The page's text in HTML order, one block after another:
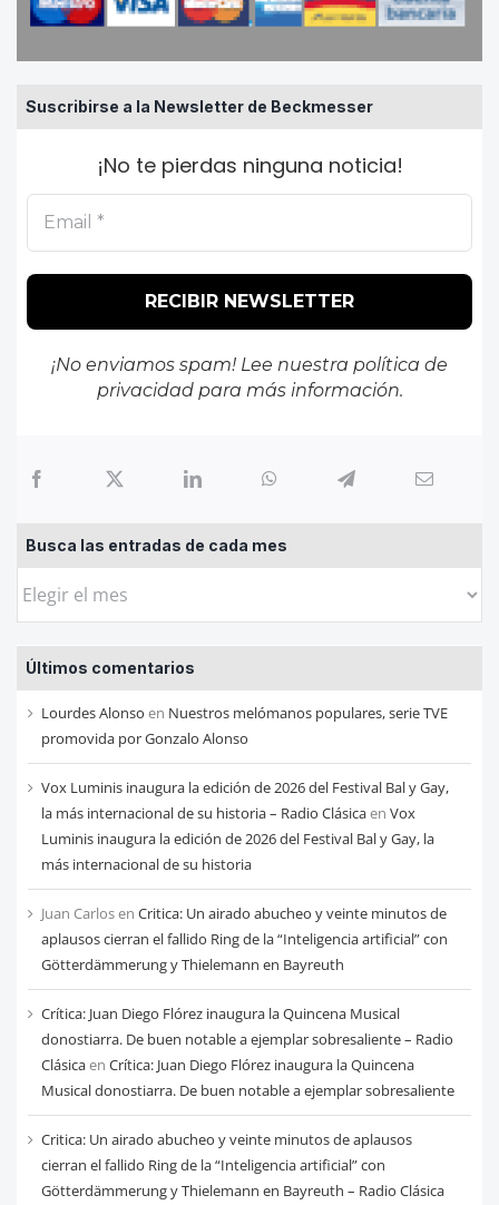
Suscribirse a la Newsletter de Beckmesser
¡No te pierdas ninguna noticia!
¡No enviamos spam! Lee nuestra política de
privacidadpara más información.
Busca las entradas de cada mes
Busca
entradas
de
cada
mes
Últimos comentarios
Lourdes Alonso en Nuestros melómanos populares, serie TVE
promovida por Gonzalo Alonso
Vox Luminis inaugura la edición de 2026 del Festival Bal y Gay,
la más internacional de su historia – Radio Clásicaen Vox
Luminis inaugura la edición de 2026 del Festival Bal y Gay, la
más internacional de su historia
Juan Carlosen Critica: Un airado abucheo y veinte minutos de
aplausos cierran el fallido Ring de la “Inteligencia artificial” con
Götterdämmerung y Thielemann en Bayreuth
Crítica: Juan Diego Flórez inaugura la Quincena Musical
donostiarra. De buen notable a ejemplar sobresaliente – Radio
Clásicaen Crítica: Juan Diego Flórez inaugura la Quincena
Musical donostiarra. De buen notable a ejemplar sobresaliente
Critica: Un airado abucheo y veinte minutos de aplausos
cierran el fallido Ring de la “Inteligencia artificial” con
Götterdämmerung y Thielemann en Bayreuth – Radio Clásica